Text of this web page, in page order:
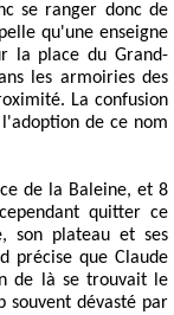
se ranger donc de
qu'une enseigne
la place du Grand-
les armoiries des
La confusion
de ce nom
de la Baleine, et 8
quitter ce
son plateau et ses
précise que Claude
de là se trouvait le
dévasté par